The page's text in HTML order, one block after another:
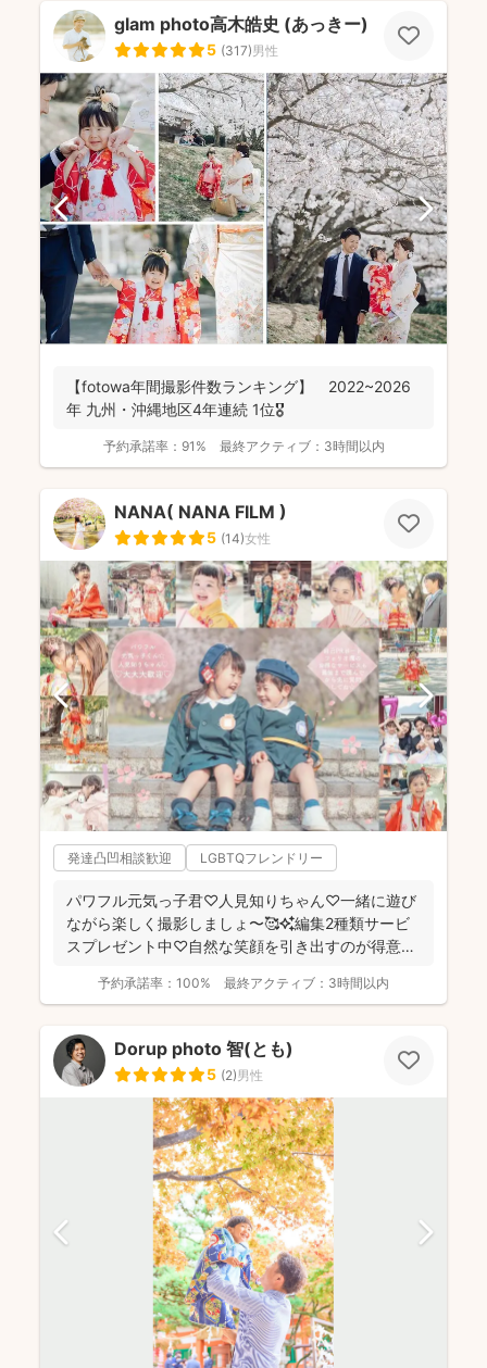
glam photo高木皓史 (あっきー)
5 (317)男性
【fotowa年間撮影件数ランキング】 2022~2026
年 九州・沖縄地区4年連続 1位🎖️
予約承諾率： 91% 最終アクティブ： 3時間以内
NANA( NANA FILM )
5 (14)女性
発達凸凹相談歓迎 LGBTQフレンドリー
パワフル元気っ子君♡人見知りちゃん♡一緒に遊び
ながら楽しく撮影しましょ〜🥰✨編集2種類サービ
スプレゼント中♡自然な笑顔を引き出すのが得意な
予約承諾率： 100% 最終アクティブ： 3時間以内
Dorup photo 智(とも)
5 (2)男性